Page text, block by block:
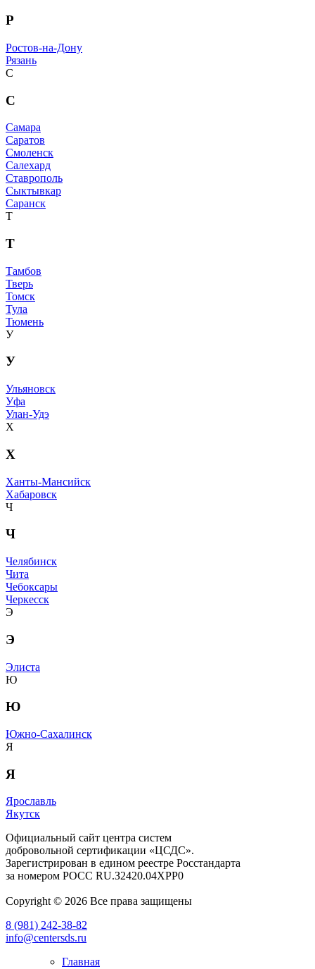
Р
Ростов-на-Дону
Рязань
С
С
Самара
Саратов
Смоленск
Салехард
Ставрополь
Сыктывкар
Саранск
Т
Т
Тамбов
Тверь
Томск
Тула
Тюмень
У
У
Ульяновск
Уфа
Улан-Удэ
Х
Х
Ханты-Мансийск
Хабаровск
Ч
Ч
Челябинск
Чита
Чебоксары
Черкесск
Э
Э
Элиста
Ю
Ю
Южно-Сахалинск
Я
Я
Ярославль
Якутск
Официальный сайт центра систем
добровольной сертификации «ЦСДС».
Зарегистрирован в едином реестре Росстандарта
за номером РОСС RU.З2420.04ХРР0
Copyright © 2026 Все права защищены
8 (981) 242-38-82
info@centersds.ru
Главная